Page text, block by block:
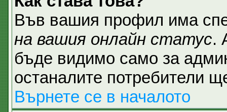
Във вашия профил има
на вашия онлайн статус.
бъде видимо само за
останалите потребители
Върнете се в началото